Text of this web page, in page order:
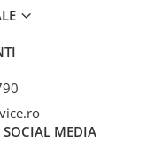
SOCIAL MEDIA